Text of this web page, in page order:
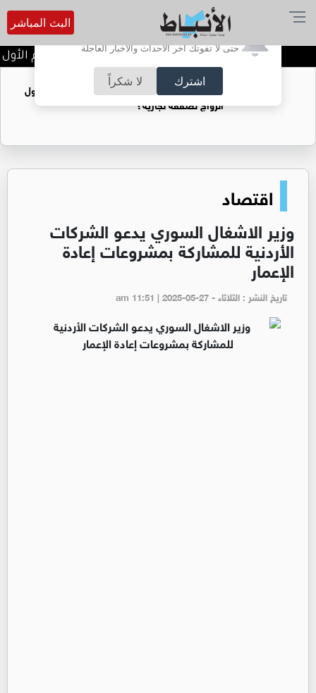
أترغب في تفعيل الإشعارات؟
حتى لا تفوتك آخر الأحداث والأخبار العاجلة
اشترك لا شكراً
البث المباشر
تتويج الفرق الفائزة في اليوم
فتيات يستغللنه لتحقيق مكاسب مادية.. هل تحول
الزواج لصفقة تجارية؟
اقتصاد
وزير الاشغال السوري يدعو الشركات
الأردنية للمشاركة بمشروعات إعادة
الإعمار
تاريخ النشر : الثلاثاء - am 11:51 | 2025-05-27